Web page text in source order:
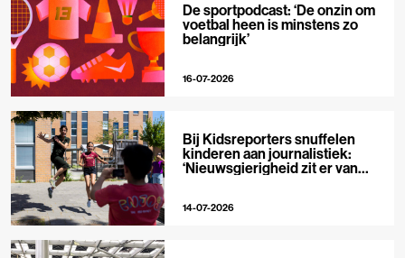
De sportpodcast: ‘De onzin om
voetbal heen is minstens zo
belangrijk’
16-07-2026
Bij Kidsreporters snuffelen
kinderen aan journalistiek:
‘Nieuwsgierigheid zit er van
14-07-2026